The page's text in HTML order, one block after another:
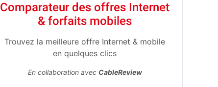
Comparateur des offres Internet
& forfaits mobiles
Trouvez la meilleure offre Internet & mobile
en quelques clics
En collaboration avec CableReview